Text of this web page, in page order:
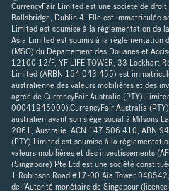
CurrencyFair Limited est une société de
Ballsbridge, Dublin 4. Elle est immatriculée
Limited est soumise à la réglementation de
Asia Limited est soumis à la réglementation
(MSO) du Département des Douanes et
12100 12/F, YF LIFE TOWER, 33 Lockhart
Limited (ARBN 154 043 455) est
australienne des valeurs mobilières et des
agréé de CurrencyFair Australia (PTY)
00041945000).CurrencyFair Australia
australien ayant son siège social à Milsons
2061, Australie. ACN 147 506 410, ABN
(PTY) Limited est soumise à la
valeurs mobilières et des investissements
(Singapore) Pte Ltd est une société
1 Robinson Road #17-00 Aia Tower
de l'Autorité monétaire de Singapour